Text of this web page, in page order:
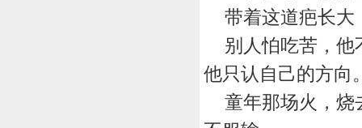
带着这道疤长大
别人怕吃苦，他
他只认自己的方向
童年那场火，烧